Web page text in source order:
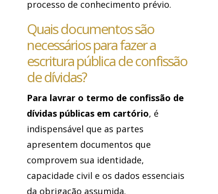
processo de conhecimento prévio.
Quais documentos são
necessários para fazer a
escritura pública de confissão
de dívidas?
Para lavrar o termo de confissão de
dívidas públicas em cartório, é
indispensável que as partes
apresentem documentos que
comprovem sua identidade,
capacidade civil e os dados essenciais
da obrigação assumida.